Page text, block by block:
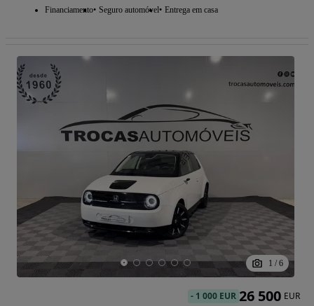
Financiamento Seguro automóvel Entrega em casa
1 / 6
- 1 000 EUR 26 500 EUR